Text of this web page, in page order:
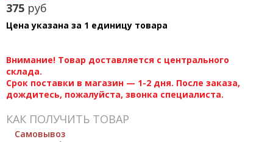
375 руб
Цена указана за 1 единицу товара
Внимание! Товар доставляется с центрального
склада.
Срок поставки в магазин — 1-2 дня. После заказа,
дождитесь, пожалуйста, звонка специалиста.
КАК ПОЛУЧИТЬ ТОВАР
Самовывоз